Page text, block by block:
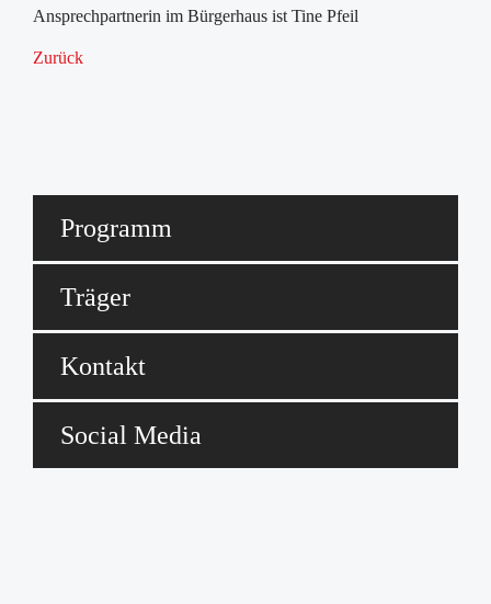
Ansprechpartnerin im Bürgerhaus ist Tine Pfeil
Zurück
Programm
Träger
Kontakt
Social Media